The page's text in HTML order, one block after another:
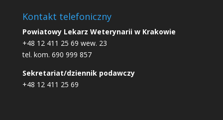
Kontakt telefoniczny
Powiatowy Lekarz Weterynarii w Krakowie
+48 12 411 25 69 wew. 23
tel. kom. 690 999 857
Sekretariat/dziennik podawczy
+48 12 411 25 69